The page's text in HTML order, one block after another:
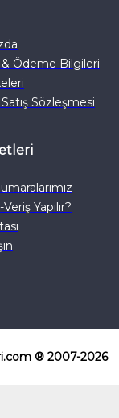
Ödeme Bilgileri
Sözleşmesi
Veriş Yapılır?
® 2007-2026